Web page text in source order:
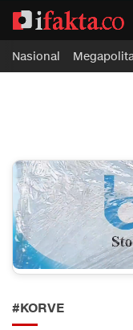
ifakta.co
#pastibenar
Nasional
#KORVE